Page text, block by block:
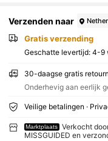
Verzenden naar
Gratis verzending
Geschatte levertijd: 4-9
30-daagse gratis
Onderhevig aan eerlijk
Veilige betalingen ·
Marktplaats
Verkocht
MISSGUIDED en